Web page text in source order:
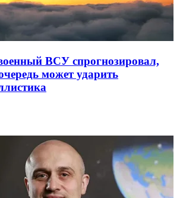
ВСУ спрогнозировал,
может ударить